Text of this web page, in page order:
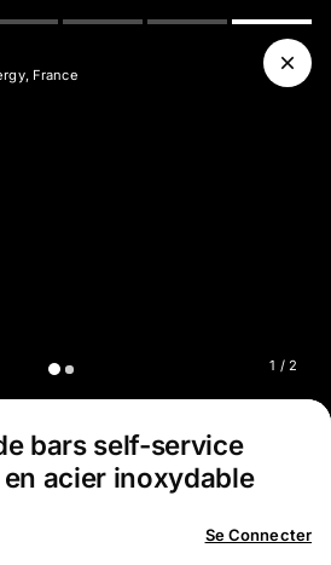
1 / 2
France
bars self-service
acier inoxydable
Se Connecter